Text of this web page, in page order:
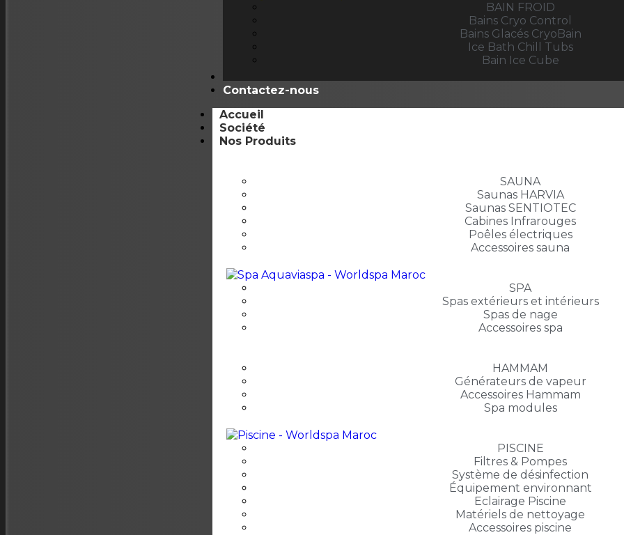
BAIN FROID
Bains Cryo Control
Bains Glacés CryoBain
Ice Bath Chill Tubs
Bain Ice Cube
Contactez-nous
Accueil
Société
Nos Produits
SAUNA
Saunas HARVIA
Saunas SENTIOTEC
Cabines Infrarouges
Poêles électriques
Accessoires sauna
SPA
Spas extérieurs et intérieurs
Spas de nage
Accessoires spa
HAMMAM
Générateurs de vapeur
Accessoires Hammam
Spa modules
PISCINE
Filtres & Pompes
Système de désinfection
Équipement environnant
Eclairage Piscine
Matériels de nettoyage
Accessoires piscine